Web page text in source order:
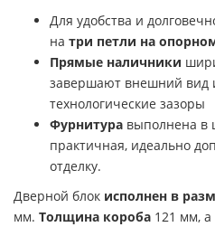
Для удобства и
на три петли на
Прямые наличники
завершают внешний вид
технологические зазоры
Фурнитура выполнена в
практичная, идеально
отделку.
Дверной блок исполнен в
мм. Толщина короба 121 мм,